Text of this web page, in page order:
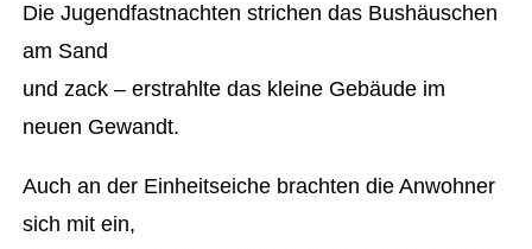
Die Jugendfastnachten strichen das Bushäuschen
am Sand
und zack – erstrahlte das kleine Gebäude im
neuen Gewandt.
Auch an der Einheitseiche brachten die Anwohner
sich mit ein,